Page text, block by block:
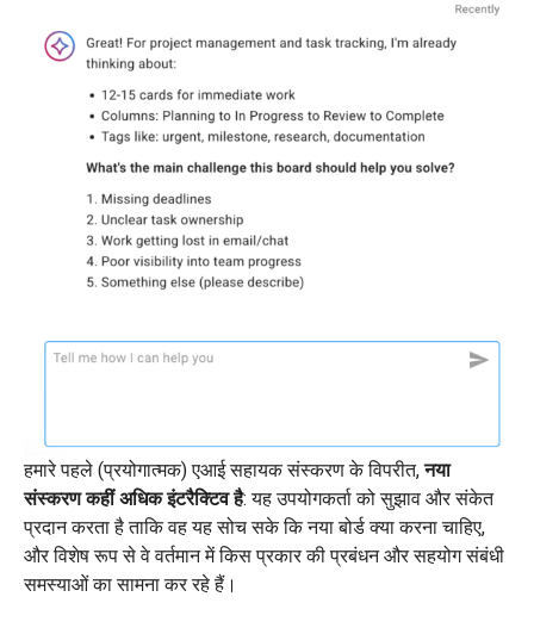
हमारे पहले (प्रयोगात्मक) एआई सहायक संस्करण के विपरीत,नया
संस्करण कहीं अधिक इंटरैक्टिव है: यह उपयोगकर्ता को सुझाव और संकेत
प्रदान करता है ताकि वह यह सोच सके कि नया बोर्ड क्या करना चाहिए,
और विशेष रूप से वे वर्तमान में किस प्रकार की प्रबंधन और सहयोग संबंधी
समस्याओं का सामना कर रहे हैं।